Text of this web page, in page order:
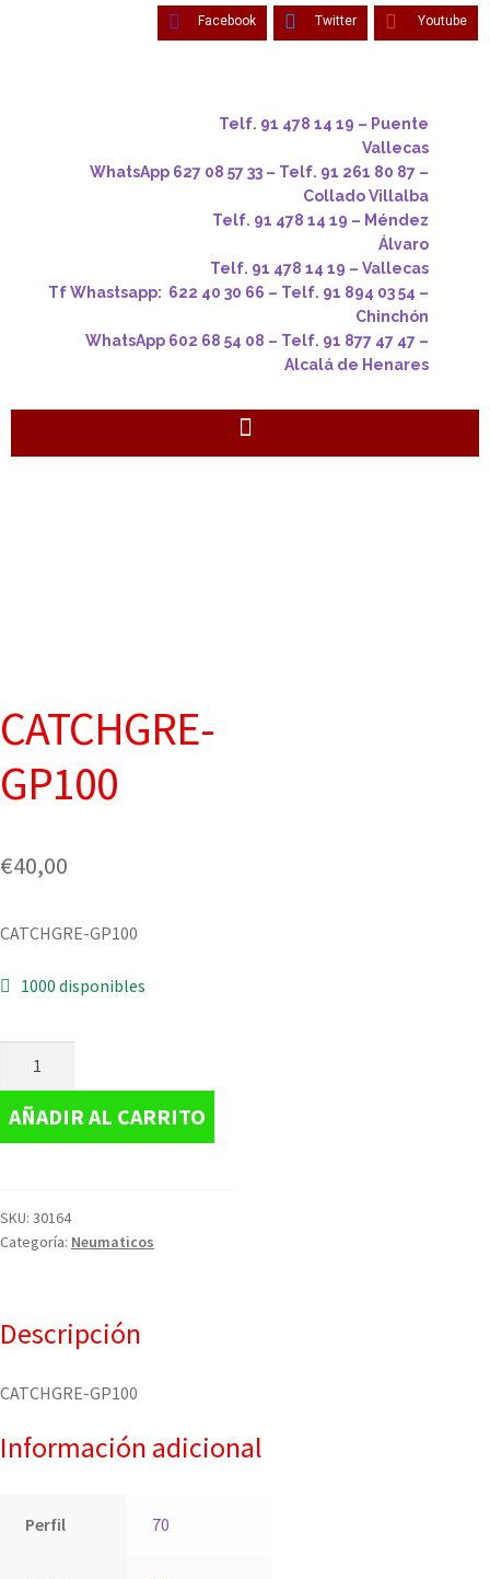
Facebook Twitter Youtube
Telf. 91 478 14 19 – Puente
Vallecas
WhatsApp 627 08 57 33 – Telf. 91 261 80 87 –
Collado Villalba
Telf. 91 478 14 19 – Méndez
Álvaro
Telf. 91 478 14 19 – Vallecas
Tf Whastsapp: 622 40 30 66 – Telf. 91 894 03 54 –
Chinchón
WhatsApp 602 68 54 08 – Telf. 91 877 47 47 –
Alcalá de Henares
CATCHGRE-
GP100
€40,00
CATCHGRE-GP100
1000 disponibles
AÑADIR AL CARRITO
SKU: 30164
Categoría: Neumaticos
Descripción
CATCHGRE-GP100
Información adicional
Perfil 70